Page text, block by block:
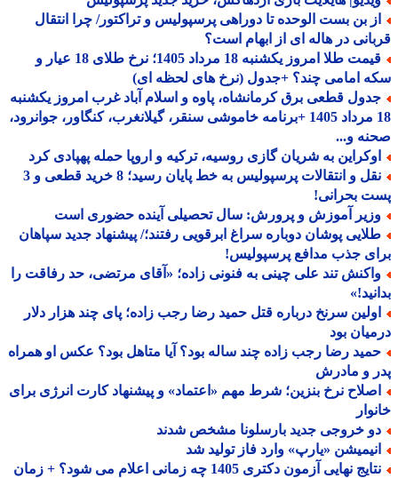
بن بست الوحده تا دوراهی پرسپولیس و تراکتور/ چرا انتقال
در هاله ای از ابهام است؟
قیمت طلا امروز یکشنبه 18 مرداد 1405؛ نرخ طلای 18 عیار و
امامی چند؟ +جدول (نرخ های لحظه ای)
قطعی برق کرمانشاه، پاوه و اسلام آباد غرب امروز یکشنبه
18 مرداد 1405 +برنامه خاموشی سنقر، گیلانغرب، کنگاور، جوانرود،
و...
به شریان گازی روسیه، ترکیه و اروپا حمله پهپادی کرد
نقل و انتقالات پرسپولیس به خط پایان رسید؛ 8 خرید قطعی و 3
بحرانی!
آموزش و پرورش: سال تحصیلی آینده حضوری است
پوشان دوباره سراغ ابرقویی رفتند؛/ پیشنهاد جدید سپاهان
جذب مدافع پرسپولیس!
تند علی چینی به فنونی زاده؛ «آقای مرتضی، حد رفاقت را
سرنخ درباره قتل حمید رضا رجب زاده؛ پای چند هزار دلار
بود
رضا رجب زاده چند ساله بود؟ آیا متاهل بود؟ عکس او همراه
و مادرش
نرخ بنزین؛ شرط مهم «اعتماد» و پیشنهاد کارت انرژی برای
خروجی جدید بارسلونا مشخص شدند
«یارپ» وارد فاز تولید شد
نتایج نهایی آزمون دکتری 1405 چه زمانی اعلام می شود؟ + زمان